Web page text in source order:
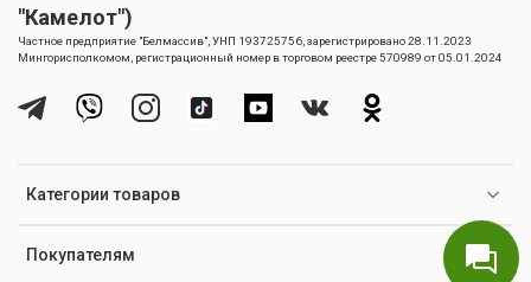
Категории товаров
Покупателям
"Камелот")
Частное предприятие "Белмассив", УНП 193725756, зарегистрировано 28.11.2023
Мингорисполкомом, регистрационный номер в торговом реестре 570989 от 05.01.2024